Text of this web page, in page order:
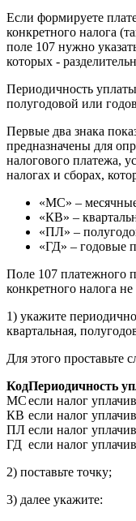
Если формируете
конкретного налога
поле 107 нужно
которых -
Периодичность
полугодовой или
Первые два знака
предназначены для
налогового платежа,
налогах и сборах,
«МС» –
«КВ» –
«ПЛ» –
«ГД» – годовые
Поле 107 платежного
конкретного налога
1) укажите
квартальная,
Для этого проставьте
КодПериодичность
МСесли налог
КВ если налог
ПЛ если налог
ГД если налог
2) поставьте точку;
3) далее укажите: